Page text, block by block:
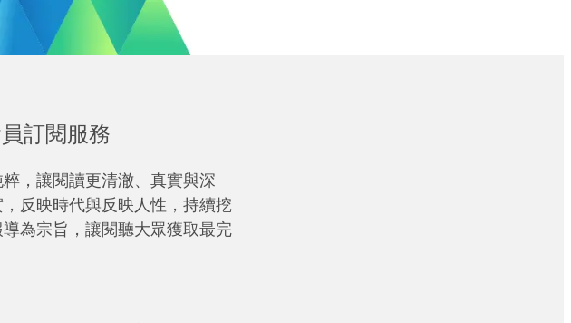
訂閱服務
，讓閱讀更清澈、真實與深
反映時代與反映人性，持續挖
為宗旨，讓閱聽大眾獲取最完